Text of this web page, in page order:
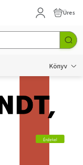
Üres
Könyv